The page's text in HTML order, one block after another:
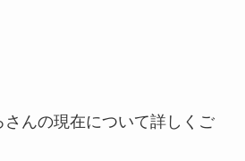
んの現在について詳しくご